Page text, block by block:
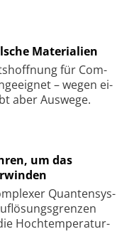
Materialien
für Com­
– we­gen ei­
aber Aus­we­ge.
um das
Quan­ten­sys­
Hoch­tempe­ra­tur­